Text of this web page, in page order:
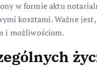
w formie aktu
kosztami. Ważne
i możliwościom.